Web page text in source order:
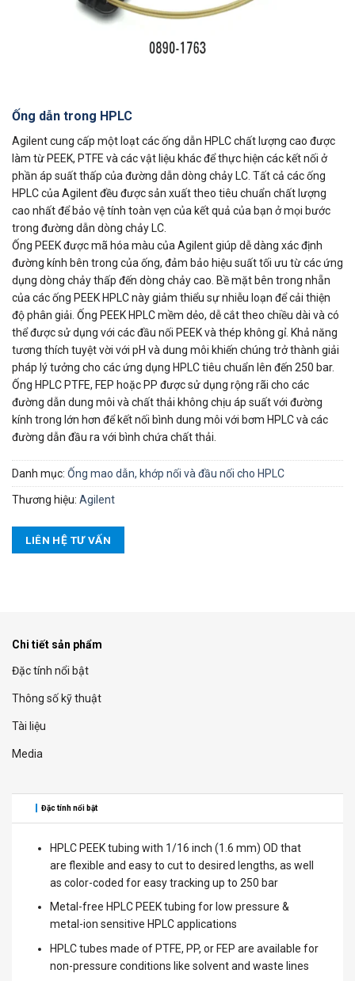
Ống dẫn trong HPLC
Agilent cung cấp một loạt các ống dẫn HPLC chất lượng cao được
làm từ PEEK, PTFE và các vật liệu khác để thực hiện các kết nối ở
phần áp suất thấp của đường dẫn dòng chảy LC. Tất cả các ống
HPLC của Agilent đều được sản xuất theo tiêu chuẩn chất lượng
cao nhất để bảo vệ tính toàn vẹn của kết quả của bạn ở mọi bước
trong đường dẫn dòng chảy LC.
Ống PEEK được mã hóa màu của Agilent giúp dễ dàng xác định
đường kính bên trong của ống, đảm bảo hiệu suất tối ưu từ các ứng
dụng dòng chảy thấp đến dòng chảy cao. Bề mặt bên trong nhẵn
của các ống PEEK HPLC này giảm thiểu sự nhiễu loạn để cải thiện
độ phân giải. Ống PEEK HPLC mềm dẻo, dễ cắt theo chiều dài và có
thể được sử dụng với các đầu nối PEEK và thép không gỉ. Khả năng
tương thích tuyệt vời với pH và dung môi khiến chúng trở thành giải
pháp lý tưởng cho các ứng dụng HPLC tiêu chuẩn lên đến 250 bar.
Ống HPLC PTFE, FEP hoặc PP được sử dụng rộng rãi cho các
đường dẫn dung môi và chất thải không chịu áp suất với đường
kính trong lớn hơn để kết nối bình dung môi với bơm HPLC và các
đường dẫn đầu ra với bình chứa chất thải.
Danh mục: Ống mao dẫn, khớp nối và đầu nối cho HPLC
Thương hiệu: Agilent
LIÊN HỆ TƯ VẤN
Chi tiết sản phẩm
Đặc tính nổi bật
Thông số kỹ thuật
Tài liệu
Media
Đặc tính nổi bật
HPLC PEEK tubing with 1/16 inch (1.6 mm) OD that
are flexible and easy to cut to desired lengths, as well
as color-coded for easy tracking up to 250 bar
Metal-free HPLC PEEK tubing for low pressure &
metal-ion sensitive HPLC applications
HPLC tubes made of PTFE, PP, or FEP are available for
non-pressure conditions like solvent and waste lines